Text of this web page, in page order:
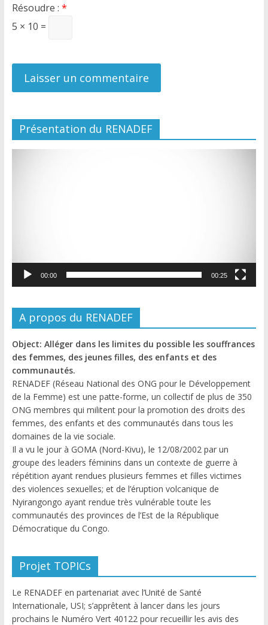
Résoudre : *
5 × 10 =
Présentation du RENADEF
00:00 00:25
A propos du RENADEF
Object: Alléger dans les limites du possible les souffrances
des femmes, des jeunes filles, des enfants et des
communautés.
RENADEF (Réseau National des ONG pour le Développement
de la Femme) est une patte-forme, un collectif de plus de 350
ONG membres qui militent pour la promotion des droits des
femmes, des enfants et des communautés dans tous les
domaines de la vie sociale.
Il a vu le jour à GOMA (Nord-Kivu), le 12/08/2002 par un
groupe des leaders féminins dans un contexte de guerre à
répétition ayant rendues plusieurs femmes et filles victimes
des violences sexuelles; et de l’éruption volcanique de
Nyirangongo ayant rendue très vulnérable toute les
communautés des provinces de l’Est de la République
Démocratique du Congo.
Projet TOPICs
Le RENADEF en partenariat avec l’Unité de Santé
Internationale, USI; s’apprêtent à lancer dans les jours
prochains le Numéro Vert 40122 pour recueillir les avis des